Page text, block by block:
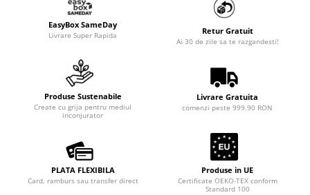
EasyBox SameDay
Livrare Super Rapida Retur Gratuit
Ai 30 de zile sa te razgandesti!
Produse Sustenabile
Create cu grija pentru mediul
inconjurator
Livrare Gratuita
comenzi peste 999.90 RON
PLATA FLEXIBILA
Card, ramburs sau transfer direct
Produse in UE
Certificate OEKO-TEX conform
Standard 100